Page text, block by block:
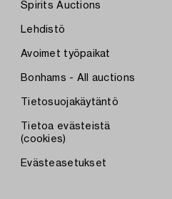
Spirits Auctions
Lehdistö
Avoimet työpaikat
Bonhams - All auctions
Tietosuojakäytäntö
Tietoa evästeistä
(cookies)
Evästeasetukset